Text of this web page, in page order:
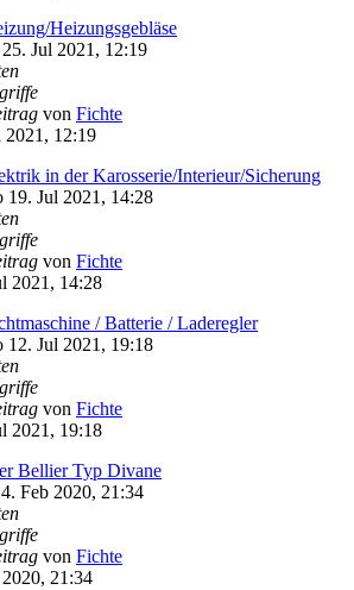
Heizungsgebläse
Jul 2021, 12:19
von Fichte
2021, 12:19
in der Karosserie/Interieur/Sicherung
19. Jul 2021, 14:28
von Fichte
2021, 14:28
/ Batterie / Laderegler
12. Jul 2021, 19:18
von Fichte
2021, 19:18
Bellier Typ Divane
Feb 2020, 21:34
von Fichte
21:34